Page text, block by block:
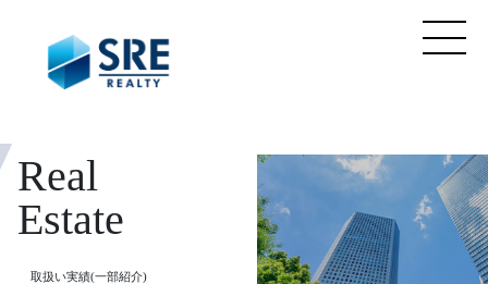
Real
Estate
取扱い実績(一部紹介)